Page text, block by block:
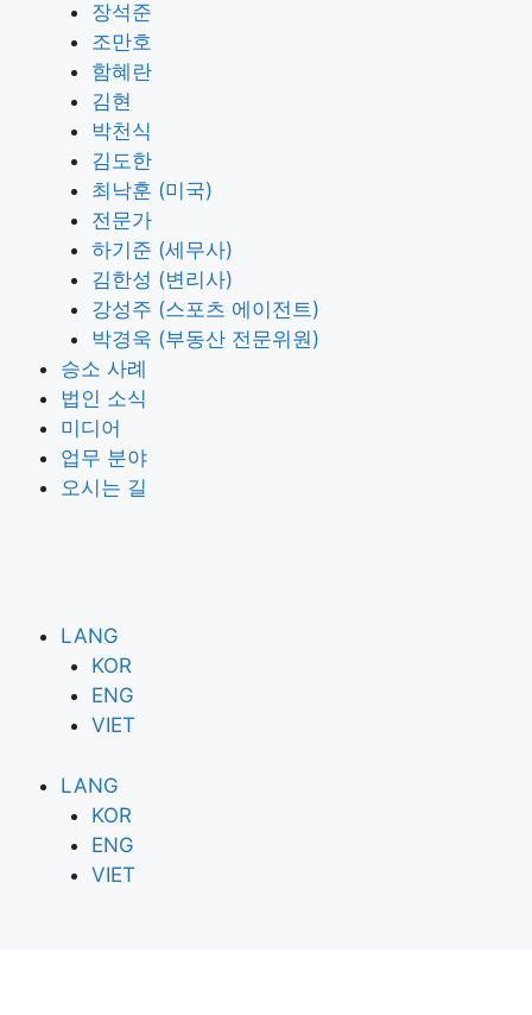
장석준
조만호
함혜란
김현
박천식
김도한
최낙훈 (미국)
전문가
하기준 (세무사)
김한성 (변리사)
강성주 (스포츠 에이전트)
박경욱 (부동산 전문위원)
승소 사례
법인 소식
미디어
업무 분야
오시는 길
LANG
KOR
ENG
VIET
LANG
KOR
ENG
VIET